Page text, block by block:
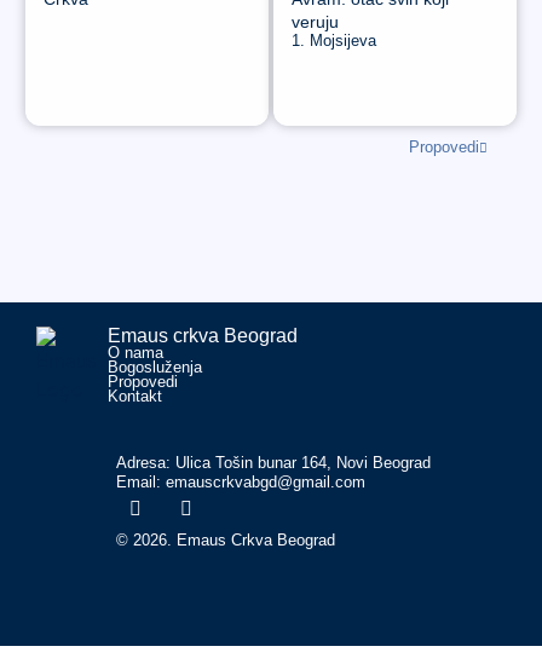
veruju
1. Mojsijeva
Propovedi
Emaus crkva Beograd
O nama
Bogosluženja
Propovedi
Kontakt
Adresa: Ulica Tošin bunar 164, Novi Beograd
Email: emauscrkvabgd@gmail.com
© 2026. Emaus Crkva Beograd